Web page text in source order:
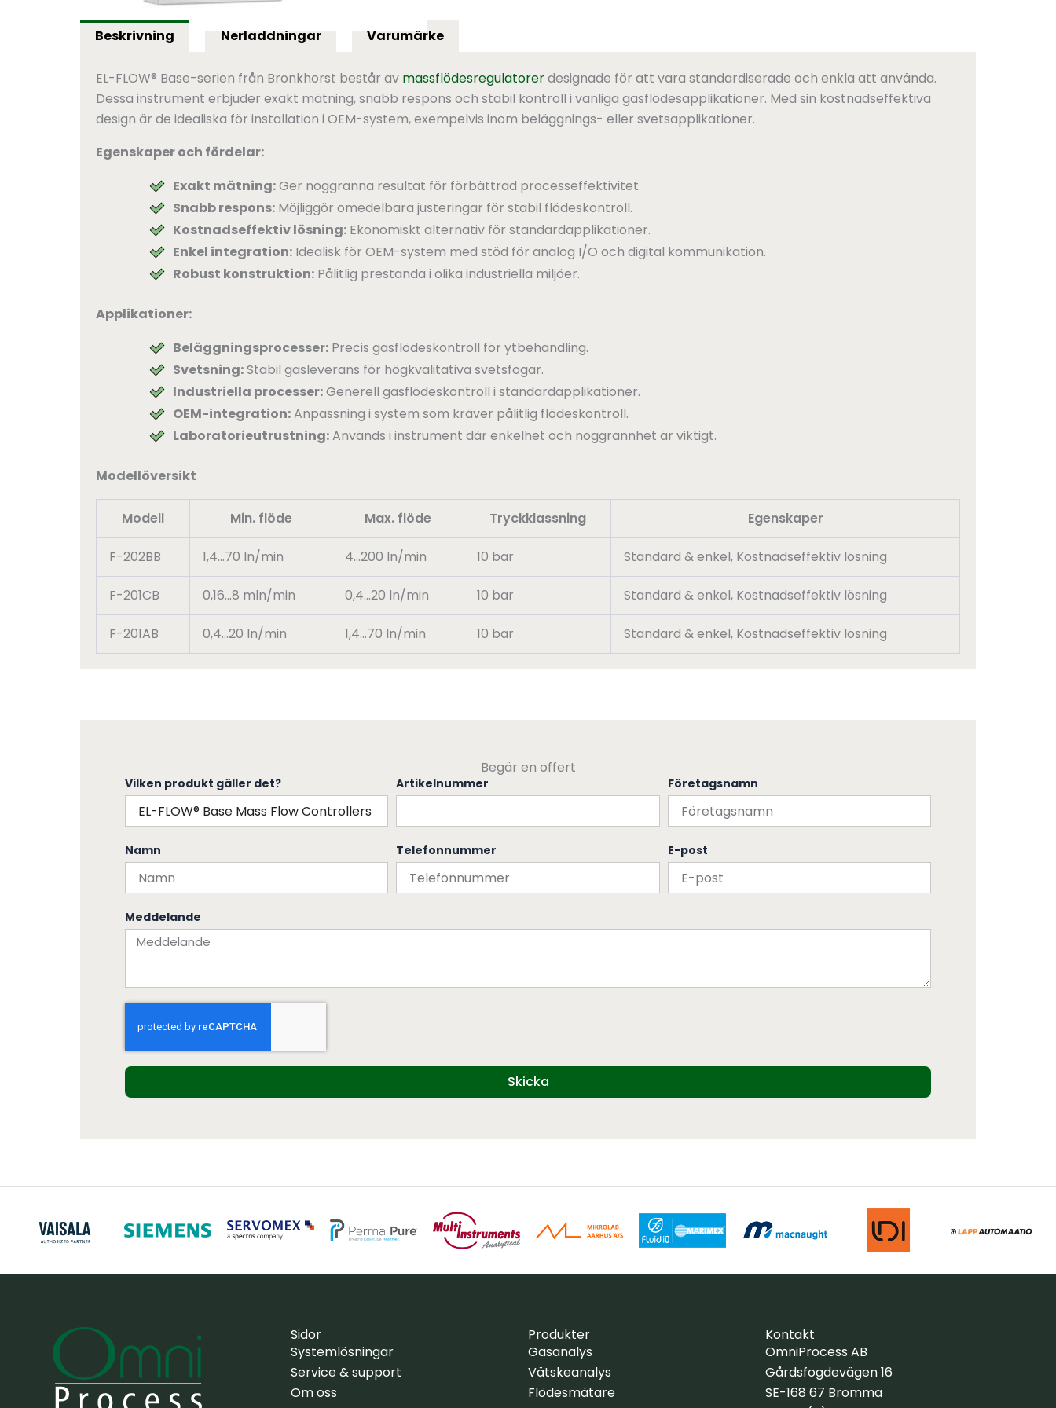
Beskrivning Nerladdningar Varumärke
EL-FLOW® Base-serien från Bronkhorst består av massflödesregulatorerdesignade för att vara standardiserade och enkla att använda.
Dessa instrument erbjuder exakt mätning, snabb respons och stabil kontroll i vanliga gasflödesapplikationer. Med sin kostnadseffektiva
design är de idealiska för installation i OEM-system, exempelvis inom beläggnings- eller svetsapplikationer.
Egenskaper och fördelar:
Exakt mätning:Ger noggranna resultat för förbättrad processeffektivitet.
Snabb respons: Möjliggör omedelbara justeringar för stabil flödeskontroll.
Kostnadseffektiv lösning: Ekonomiskt alternativ för standardapplikationer.
Enkel integration: Idealisk för OEM-system med stöd för analog I/O och digital kommunikation.
Robust konstruktion: Pålitlig prestanda i olika industriella miljöer.
Applikationer:
Beläggningsprocesser: Precis gasflödeskontroll för ytbehandling.
Svetsning:Stabil gasleverans för högkvalitativa svetsfogar.
Industriella processer:Generell gasflödeskontroll i standardapplikationer.
OEM-integration:Anpassning i system som kräver pålitlig flödeskontroll.
Laboratorieutrustning:Används i instrument där enkelhet och noggrannhet är viktigt.
Modellöversikt
Modell Min. flöde Max. flöde Tryckklassning Egenskaper
F-202BB 1,4…70 ln/min 4…200 ln/min 10 bar Standard & enkel, Kostnadseffektiv lösning
F-201CB 0,16…8 mln/min 0,4…20 ln/min 10 bar Standard & enkel, Kostnadseffektiv lösning
F-201AB 0,4…20 ln/min 1,4…70 ln/min 10 bar Standard & enkel, Kostnadseffektiv lösning
Begär en offert
Vilken produkt gäller det? Artikelnummer Företagsnamn
Namn Telefonnummer E-post
Meddelande
Skicka
Sidor
Systemlösningar
Service & support
Om oss
Produkter
Gasanalys
Vätskeanalys
Flödesmätare
Kontakt
OmniProcess AB
Gårdsfogdevägen 16
SE-168 67 Bromma